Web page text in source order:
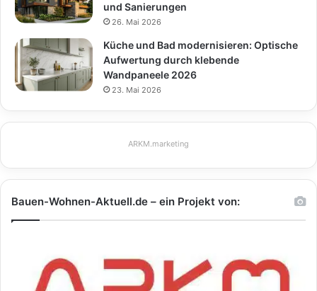
und Sanierungen
26. Mai 2026
Küche und Bad modernisieren: Optische
Aufwertung durch klebende
Wandpaneele 2026
23. Mai 2026
ARKM.marketing
Bauen-Wohnen-Aktuell.de – ein Projekt von: